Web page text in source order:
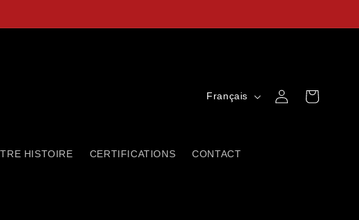
HISTOIRE CERTIFICATIONS CONTACT
L
n
Français ConnexionPanier